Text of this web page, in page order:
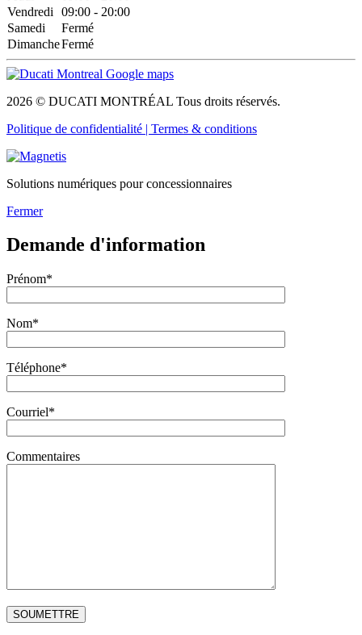
Vendredi
09:00 - 20:00
Samedi
Fermé
DimancheFermé
2026 © DUCATI MONTRÉAL Tous droits réservés.
Politique de confidentialité | Termes & conditions
Solutions numériques pour concessionnaires
Fermer
Demande d'information
Prénom*
Nom*
Téléphone*
Courriel*
Commentaires